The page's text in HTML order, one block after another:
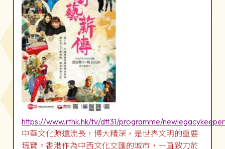
https://www.rthk.hk/tv/dtt31/programme/
中華文化源遠流長，博大精深，是世界文明的重要
瑰寶。香港作為中西文化交匯的城市，一直致力於